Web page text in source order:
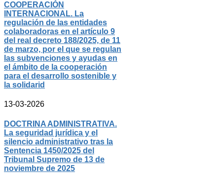
COOPERACIÓN
INTERNACIONAL. La
regulación de las entidades
colaboradoras en el artículo 9
del real decreto 188/2025, de 11
de marzo, por el que se regulan
las subvenciones y ayudas en
el ámbito de la cooperación
para el desarrollo sostenible y
la solidarid
13-03-2026
DOCTRINA ADMINISTRATIVA.
La seguridad jurídica y el
silencio administrativo tras la
Sentencia 1450/2025 del
Tribunal Supremo de 13 de
noviembre de 2025